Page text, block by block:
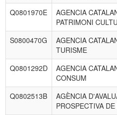
Q0801970E
AGENCIA
PATRIMONI
S0800470G
AGENCIA
TURISME
Q0801292D
AGENCIA
CONSUM
Q0802513B
AGÈNCIA
PROSPECTIVA